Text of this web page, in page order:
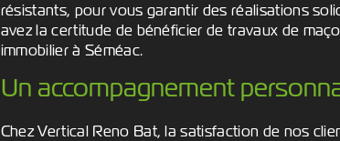
résistants, pour vous garantir des réalisations
avez la certitude de bénéficier de travaux de
immobilier à Séméac.
Un accompagnement
Chez Vertical Reno Bat, la satisfaction de nos